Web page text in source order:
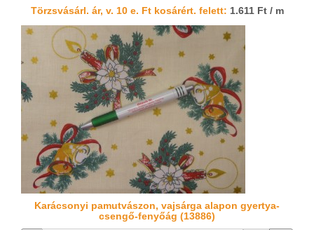
Törzsvásárl. ár, v. 10 e. Ft kosárért. felett: 1.611 Ft / m
Karácsonyi pamutvászon, vajsárga alapon gyertya-
csengő-fenyőág (13886)